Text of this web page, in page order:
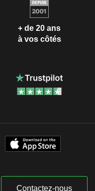
+ de 20 ans
à vos côtés
Contactez-nous